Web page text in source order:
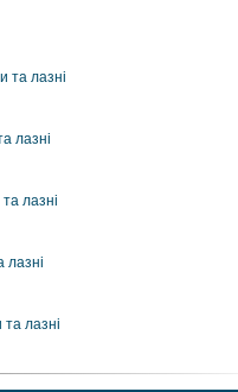
та лазні
лазні
лазні
лазні